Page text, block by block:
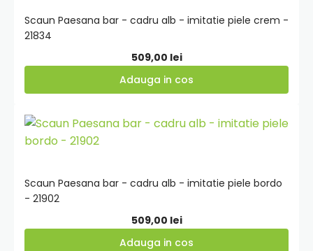
Scaun Paesana bar - cadru alb - imitatie piele crem -
21834
509,00 lei
Adauga in cos
Scaun Paesana bar - cadru alb - imitatie piele bordo
- 21902
509,00 lei
Adauga in cos
Adauga